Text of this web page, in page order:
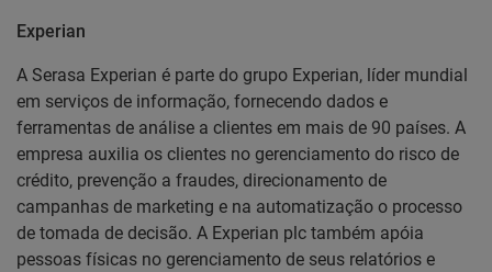
Experian
A Serasa Experian é parte do grupo Experian, líder mundial
em serviços de informação, fornecendo dados e
ferramentas de análise a clientes em mais de 90 países. A
empresa auxilia os clientes no gerenciamento do risco de
crédito, prevenção a fraudes, direcionamento de
campanhas de marketing e na automatização o processo
de tomada de decisão. A Experian plc também apóia
pessoas físicas no gerenciamento de seus relatórios e